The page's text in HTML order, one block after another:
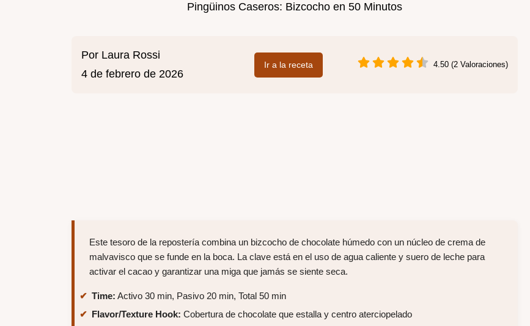
Pingüinos Caseros: Bizcocho en 50 Minutos
Por Laura Rossi
4 de febrero de 2026
Ir a la receta 4.50 (2 Valoraciones)
Este tesoro de la repostería combina un bizcocho de chocolate húmedo con un núcleo de crema de
malvavisco que se funde en la boca. La clave está en el uso de agua caliente y suero de leche para
activar el cacao y garantizar una miga que jamás se siente seca.
Time: Activo 30 min, Pasivo 20 min, Total 50 min
Flavor/Texture Hook: Cobertura de chocolate que estalla y centro aterciopelado